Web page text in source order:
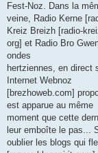
Fest-Noz. Dans la
veine, Radio Kerne
Kreiz Breizh [radio-
org] et Radio Bro
ondes
hertziennes, en direct
Internet Webnoz
[brezhoweb.com]
est apparue au même
moment que cette
leur emboîte le pas...
oublier les blogs qui